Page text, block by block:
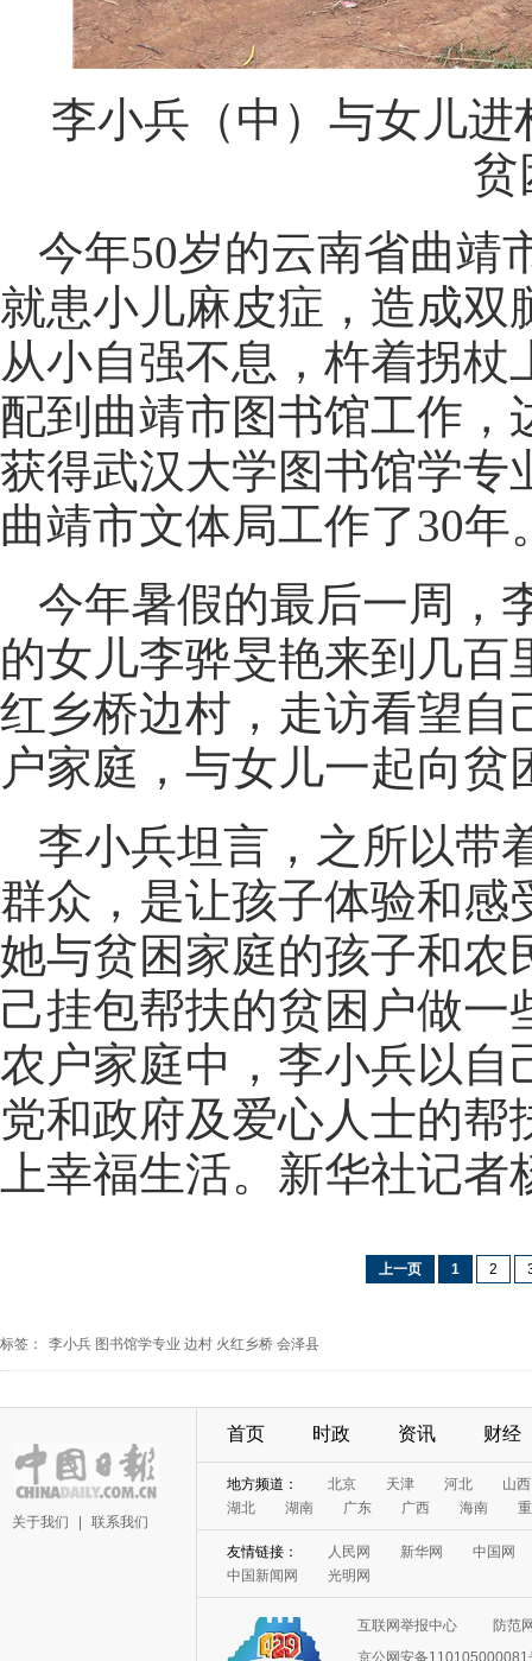
李小兵（中）与女儿
贫
今年50岁的云南省曲靖
就患小儿麻皮症，造成双
从小自强不息，杵着拐杖
配到曲靖市图书馆工作，
获得武汉大学图书馆学专
曲靖市文体局工作了30年
今年暑假的最后一周，
的女儿李骅旻艳来到几
红乡桥边村，走访看望自
户家庭，与女儿一起向贫
李小兵坦言，之所以带
群众，是让孩子体验和感
她与贫困家庭的孩子和农
己挂包帮扶的贫困户做
农户家庭中，李小兵以自
党和政府及爱心人士的
上幸福生活。新华社记
上一页 1 2
标签： 李小兵 图书馆学专业 边村 火红乡桥 会泽县
关于我们 联系我们
首页 时政 资讯 财经
地方频道： 北京 天津 河北
山西
湖北
湖南 广东 广西 海南
友情链接： 人民网 新华网
中国网
中国新闻网
光明网
互联网举报中心
防范
京公网安备110105000081